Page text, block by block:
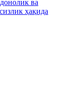
ва
ҳақида